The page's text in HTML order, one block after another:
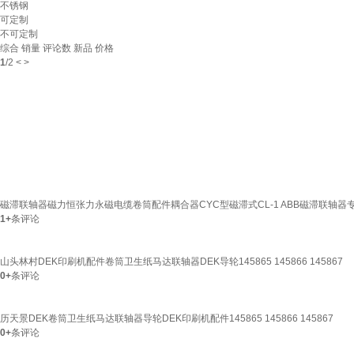
不锈钢
可定制
不可定制
综合 销量 评论数 新品 价格
1/2 < >
磁滞联轴器磁力恒张力永磁电缆卷筒配件耦合器CYC型磁滞式CL-1 ABB磁滞联轴器
1+条评论
山头林村DEK印刷机配件卷筒卫生纸马达联轴器DEK导轮145865 145866 145867
0+条评论
历天景DEK卷筒卫生纸马达联轴器导轮DEK印刷机配件145865 145866 145867
0+条评论